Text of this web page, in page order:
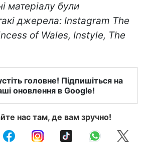
матеріалу були
джерела: Instagram The
of Wales, Instyle, The
головне! Підпишіться на
оновлення в Google!
нас там, де вам зручно!